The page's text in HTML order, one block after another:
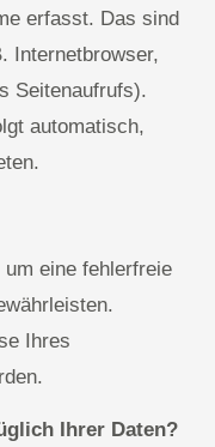
erfasst. Das sind
Internetbrowser,
Seitenaufrufs).
automatisch,
eine fehlerfreie
Ihres
Ihrer Daten?